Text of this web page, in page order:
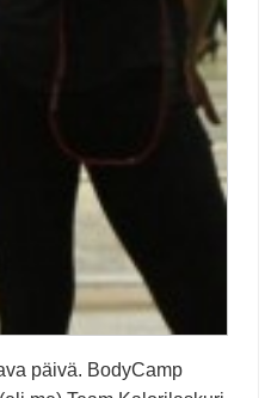
päivä. BodyCamp